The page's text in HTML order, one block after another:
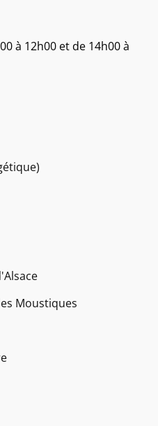
à 12h00 et de 14h00 à
Moustiques